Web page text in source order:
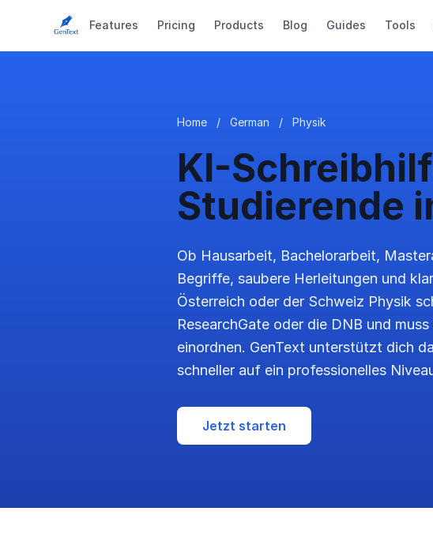
Features Pricing Products Blog Guides Tools
Home / German / Physik
KI-
Studierende
Ob Hausarbeit, Bachelorarbeit,
Begriffe, saubere Herleitungen und
Österreich oder der Schweiz Physik
ResearchGate oder die DNB und
einordnen. GenText unterstützt dich
schneller auf ein professionelles
Jetzt starten